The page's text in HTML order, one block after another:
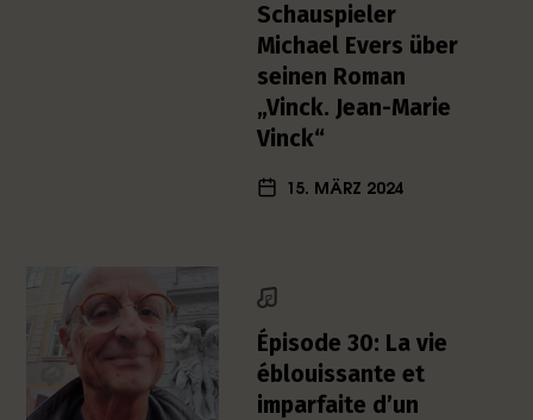
e
r
a
Schauspieler
Michael Evers über
seinen Roman
„Vinck. Jean-Marie
Vinck“
15. MÄRZ 2024
Épisode 30: La vie
éblouissante et
imparfaite d’un